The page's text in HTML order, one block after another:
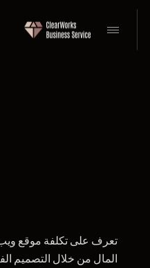
تعرف على تكلفة موقع
المال من خلال التصميم